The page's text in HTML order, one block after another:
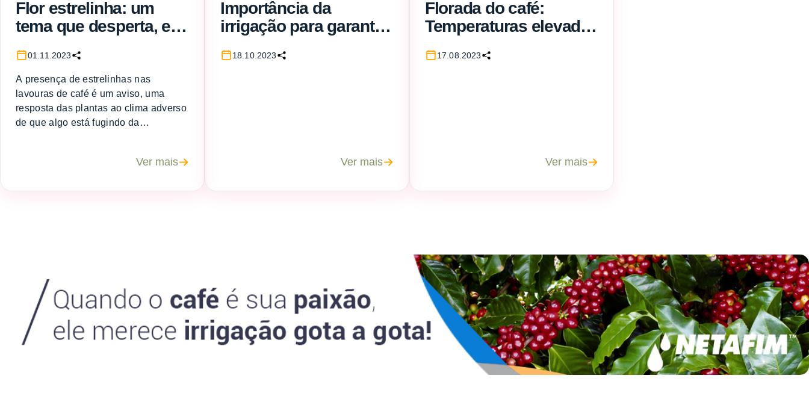
Flor estrelinha: um
tema que desperta, em
seca, a curiosidade do
cafeicultor
01.11.2023
A presença de estrelinhas nas
lavouras de café é um aviso, uma
resposta das plantas ao clima adverso
de que algo está fugindo da
Ver mais
Importância da
irrigação para garantia
florada do cafeeiro
18.10.2023
Ver mais
Florada do café:
Temperaturas elevadas
pegamento
17.08.2023
Ver mais